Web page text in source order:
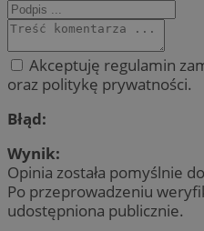
Akceptuję regulamin
oraz politykę prywatności.
Błąd:
Wynik:
Opinia została pomyślnie
Po przeprowadzeniu
udostępniona publicznie.